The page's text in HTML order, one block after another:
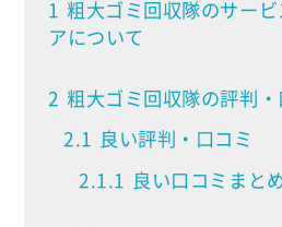
1 粗大ゴミ回収隊のサー
アについて
2 粗大ゴミ回収隊の評判・
2.1 良い評判・口コミ
2.1.1 良い口コミまと